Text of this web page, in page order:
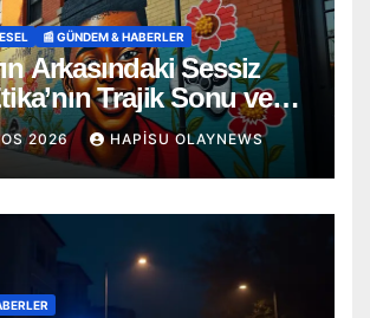
📰 GÜNDEM & HABERLER
Arkasındaki Sessiz
Trajik Sonu ve
Karanlık Yüzü
2026 HAPISU OLAYNEWS